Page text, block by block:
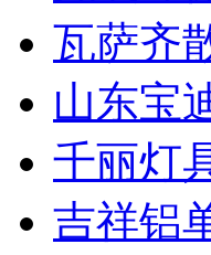
瓦萨齐
山东宝
千丽灯
吉祥铝